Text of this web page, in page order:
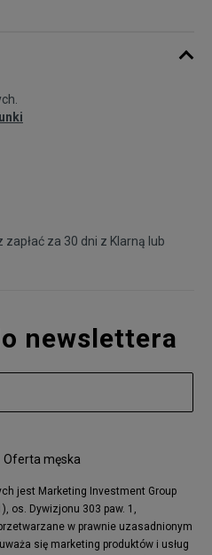
zapłać za 30 dni z Klarną lub
newslettera
Oferta męska
jest Marketing Investment Group
os. Dywizjonu 303 paw. 1,
w prawnie uzasadnionym
się marketing produktów i usług